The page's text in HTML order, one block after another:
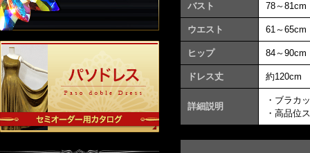
バスト 78～81cm
ウエスト 61～65cm
ヒップ 84～90cm
ドレス丈 約120cm
詳細説明
・ブラカ
・高品位